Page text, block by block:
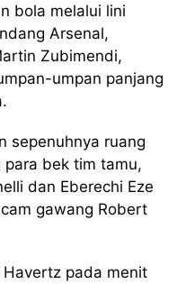
bola melalui lini
Arsenal,
Zubimendi,
umpan panjang
sepenuhnya ruang
para bek tim tamu,
dan Eberechi Eze
gawang Robert
Havertz pada menit